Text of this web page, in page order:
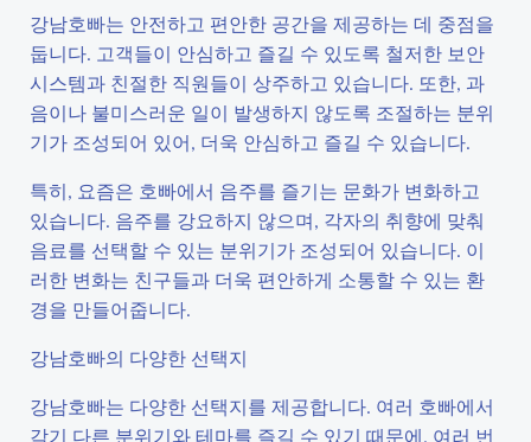
강남호빠는 안전하고 편안한 공간을 제공하는 데 중점을
둡니다. 고객들이 안심하고 즐길 수 있도록 철저한 보안
시스템과 친절한 직원들이 상주하고 있습니다. 또한, 과
음이나 불미스러운 일이 발생하지 않도록 조절하는 분위
기가 조성되어 있어, 더욱 안심하고 즐길 수 있습니다.
특히, 요즘은 호빠에서 음주를 즐기는 문화가 변화하고
있습니다. 음주를 강요하지 않으며, 각자의 취향에 맞춰
음료를 선택할 수 있는 분위기가 조성되어 있습니다. 이
러한 변화는 친구들과 더욱 편안하게 소통할 수 있는 환
경을 만들어줍니다.
강남호빠의 다양한 선택지
강남호빠는 다양한 선택지를 제공합니다. 여러 호빠에서
각기 다른 분위기와 테마를 즐길 수 있기 때문에, 여러 번